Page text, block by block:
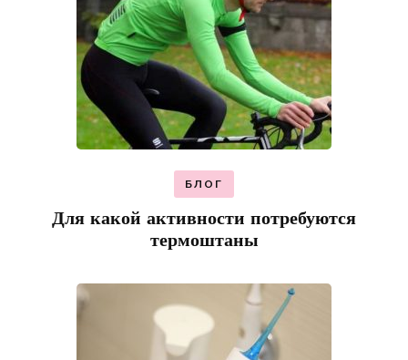
БЛОГ
Для какой активности потребуются
термоштаны